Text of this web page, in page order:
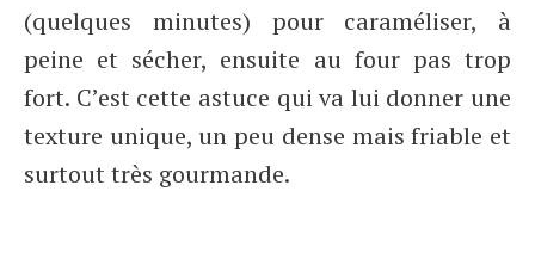
(quelques minutes) pour caraméliser, à
peine et sécher, ensuite au four pas trop
fort. C’est cette astuce qui va lui donner une
texture unique, un peu dense mais friable et
surtout très gourmande.